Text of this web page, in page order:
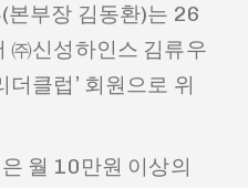
본부장 김동환)는 26
㈜신성하인스 김류우
더클럽’ 회원으로 위
월 10만원 이상의